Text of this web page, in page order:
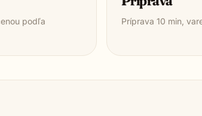
podľa
Príprava 10 min,